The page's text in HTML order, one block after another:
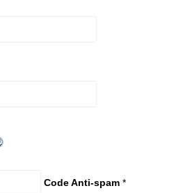
Code Anti-spam *